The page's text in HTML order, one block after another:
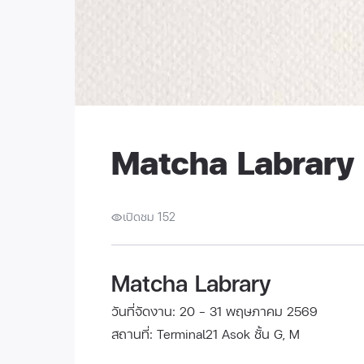
Matcha Labrary
เปิดชม 152
Matcha Labrary
วันที่จัดงาน: 20 - 31 พฤษภาคม 2569
สถานที่: Terminal21 Asok ชั้น G, M